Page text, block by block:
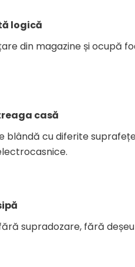
logică
din magazine și ocupă
casă
blândă cu diferite
supradozare, fără